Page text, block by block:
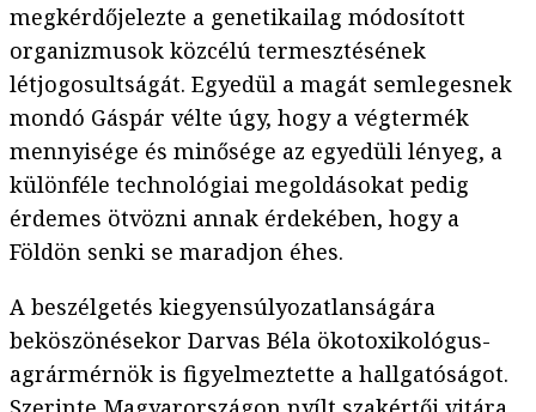
megkérdőjelezte a genetikailag módosított
organizmusok közcélú termesztésének
létjogosultságát. Egyedül a magát semlegesnek
mondó Gáspár vélte úgy, hogy a végtermék
mennyisége és minősége az egyedüli lényeg, a
különféle technológiai megoldásokat pedig
érdemes ötvözni annak érdekében, hogy a
Földön senki se maradjon éhes.
A beszélgetés kiegyensúlyozatlanságára
beköszönésekor Darvas Béla ökotoxikológus-
agrármérnök is figyelmeztette a hallgatóságot.